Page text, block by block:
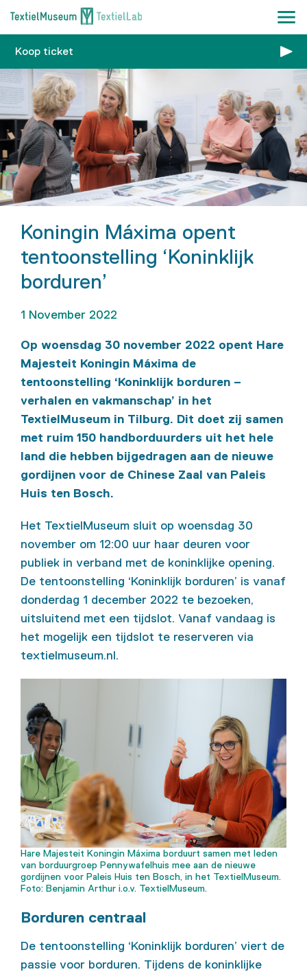
Koop ticket
Koningin Máxima opent
tentoonstelling ‘Koninklijk
borduren’
1 November 2022
Op woensdag 30 november 2022 opent Hare
Majesteit Koningin Máxima de
tentoonstelling ‘Koninklijk borduren –
verhalen en vakmanschap’ in het
TextielMuseum in Tilburg. Dit doet zij samen
met ruim 150 handborduurders uit het hele
land die hebben bijgedragen aan de nieuwe
gordijnen voor de Chinese Zaal van Paleis
Huis ten Bosch.
Het TextielMuseum sluit op woensdag 30
november om 12:00 uur haar deuren voor
publiek in verband met de koninklijke opening.
De tentoonstelling ‘Koninklijk borduren’ is vanaf
donderdag 1 december 2022 te bezoeken,
uitsluitend met een tijdslot. Vanaf vandaag is
het mogelijk een tijdslot te reserveren via
textielmuseum.nl.
Hare Majesteit Koningin Máxima borduurt samen met leden
van borduurgroep Pennywafelhuis mee aan de nieuwe
gordijnen voor Paleis Huis ten Bosch, in het TextielMuseum.
Foto: Benjamin Arthur i.o.v. TextielMuseum.
Borduren centraal
De tentoonstelling ‘Koninklijk borduren’ viert de
passie voor borduren. Tijdens de koninklijke